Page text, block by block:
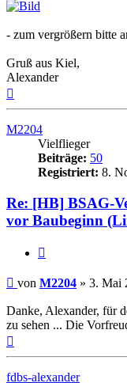
- zum vergrößern bitte
Gruß aus Kiel,
Alexander
M2204
Vielflieger
Beiträge: 50
Registriert: 8.
Re: [HB] BSAG-
vor Baubeginn
Ungelesener
von M2204 » 3. Mai
Danke, Alexander, für
zu sehen ... Die
fdbs-alexander